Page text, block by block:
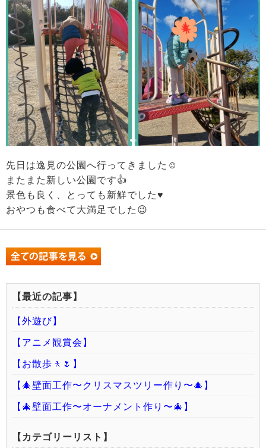
先日は逸見の公園へ行ってきました☺️
またまた新しい公園です👍
景色も良く、とっても新鮮でした♥
おやつも食べて大満足でした😉
【最近の記事】
【外遊び】
【アニメ観賞会】
【お散歩🚶🌷】
【🎄壁面工作〜クリスマスツリー作り〜🎄】
【🎄壁面工作〜オーナメント作り〜🎄】
【カテゴリーリスト】